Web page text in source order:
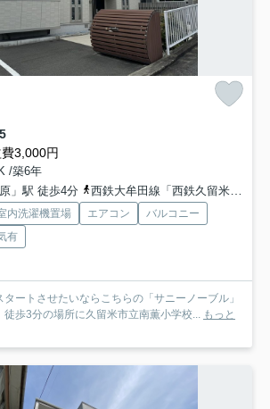
3,000円
/築6年
」駅 徒歩4分
西鉄大牟田線「西鉄久留米」駅 徒歩11分
内洗濯機置場 エアコン
バルコニー
有
ートさせたいならこちらの「サニーノーブル」
歩3分の場所に久留米市立南薫小学校...
もっと